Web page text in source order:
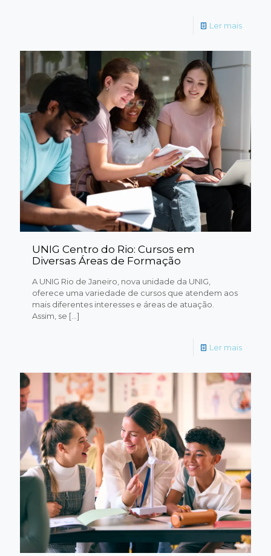
Ler mais
UNIG Centro do Rio: Cursos em
Diversas Áreas de Formação
A UNIG Rio de Janeiro, nova unidade da UNIG,
oferece uma variedade de cursos que atendem aos
mais diferentes interesses e áreas de atuação.
Assim, se […]
Ler mais